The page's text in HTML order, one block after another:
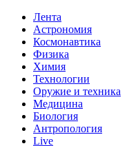
Лента
Астрономия
Космонавтика
Физика
Химия
Технологии
Оружие и техника
Медицина
Биология
Антропология
Live